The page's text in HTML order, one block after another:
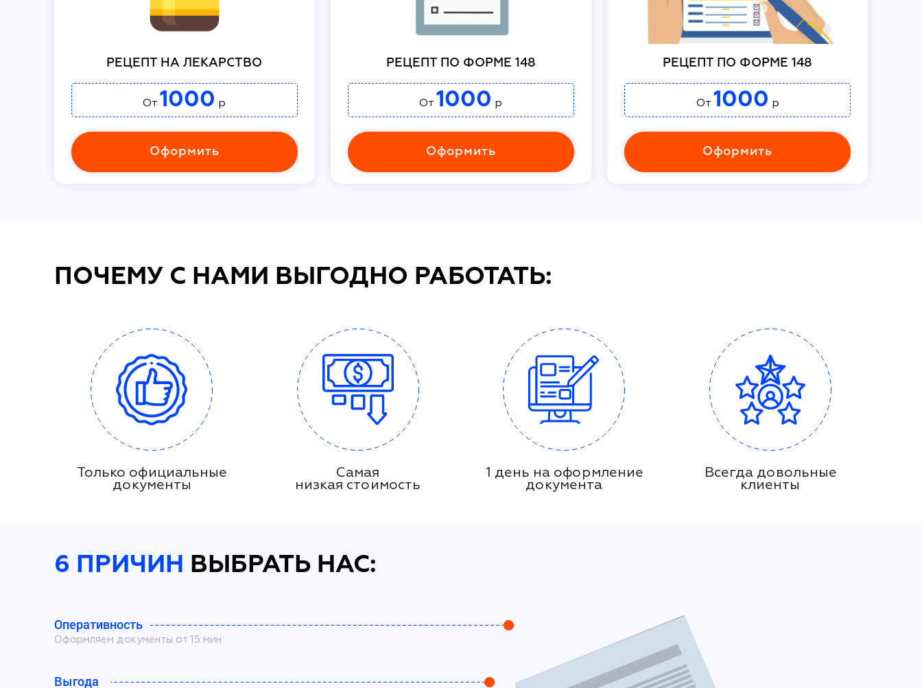
РЕЦЕПТ НА ЛЕКАРСТВО
От 1000 р
Оформить
РЕЦЕПТ ПО ФОРМЕ 148
От 1000 р
Оформить
РЕЦЕПТ ПО ФОРМЕ 148
От 1000 р
Оформить
ПОЧЕМУ С НАМИ ВЫГОДНО РАБОТАТЬ:
Только официальные
документы
Самая
низкая стоимость
1 день на оформление
документа
Всегда довольные
клиенты
6 ПРИЧИН ВЫБРАТЬ НАС:
Оперативность
Оформляем документы от 15 мин
Выгода